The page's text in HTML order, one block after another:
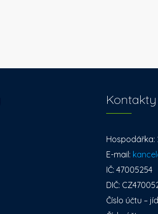
Kontakty
Hospodářka:
E-mail:
IČ: 47005254
DIČ:
Číslo účtu –